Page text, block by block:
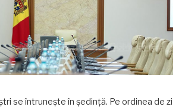
se întrunește în ședință. Pe ordinea de zi